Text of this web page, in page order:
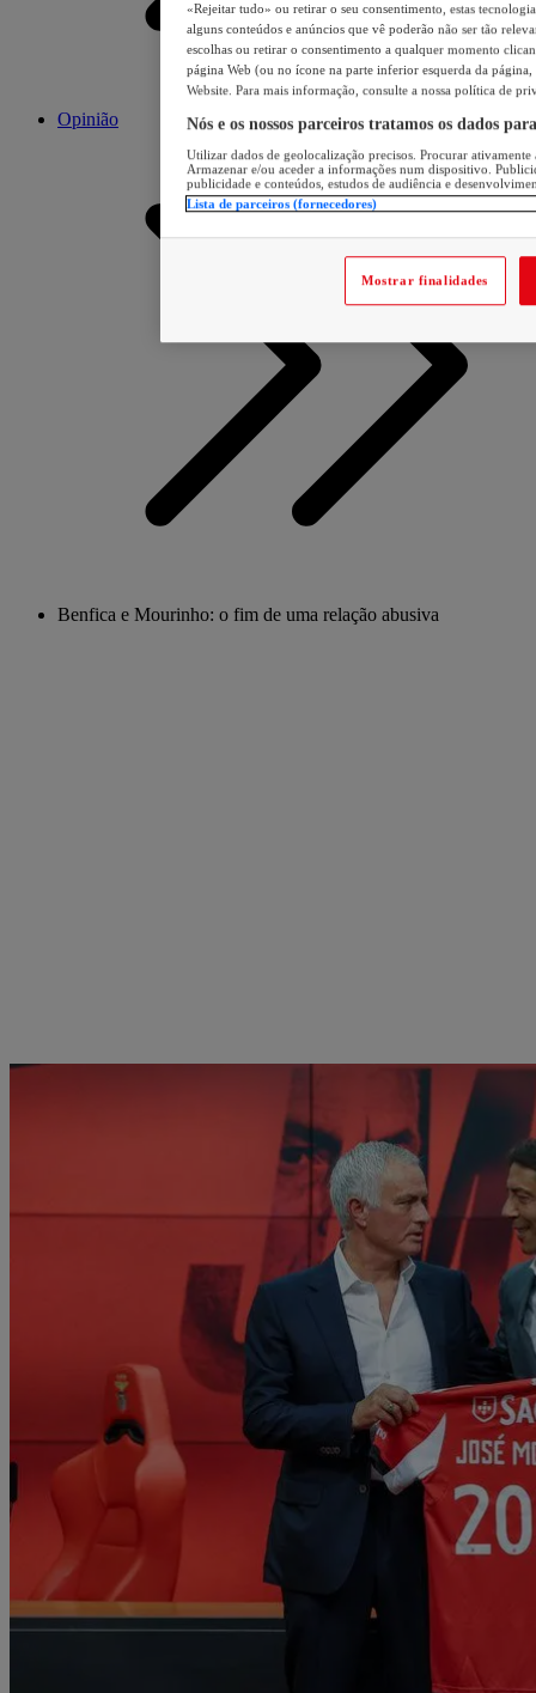
Opinião
Benfica e Mourinho: o fim de uma relação abusiva
«Rejeitar tudo» ou retirar o seu consentimento, estas
alguns conteúdos e anúncios que vê poderão não ser tão
escolhas ou retirar o consentimento a qualquer momento
página Web (ou no ícone na parte inferior esquerda da página,
Website. Para mais informação, consulte a nossa política de
Nós e os nossos parceiros tratamos os dados
Utilizar dados de geolocalização precisos. Procurar
Armazenar e/ou aceder a informações num dispositivo.
publicidade e conteúdos, estudos de audiência e
Lista de parceiros (fornecedores)
Mostrar finalidades